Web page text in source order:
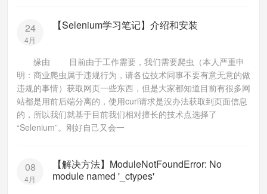
24
4月
【Selenium学习笔记】介绍和安装
缘由 目前由于工作需要，我们需要爬虫（本人严重申
明：商业爬虫属于违规行为，请各位技术同事不要有意无意的做
违规的事情）获取网页一些东西，但是大家都知道目前有很多网
站都是用前后端分离的，使用curl请求是没办法获取到页面信息
的，所以我们就基于目前我们相对擅长的技术点选择了
“Selenium”。刚好自己又会一
08
4月
【解决方法】ModuleNotFoundError: No
module named '_ctypes'